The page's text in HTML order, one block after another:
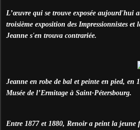
L’œuvre qui se trouve exposée aujourd'hui
troisième exposition des Impressionnistes et
Jeanne s'en trouva contrariée.
Jeanne en robe de bal et peinte en pied, en
Musée de l’Ermitage à Saint-Pétersbourg.
Entre 1877 et 1880, Renoir a peint la